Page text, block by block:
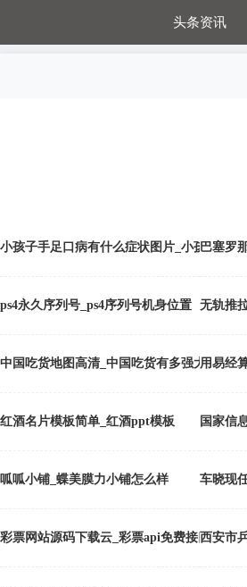
头条资讯
小孩子手足口病有什么症状图片_小孩子手足
巴塞罗
ps4永久序列号_ps4序列号机身位置 无轨推
中国吃货地图高清_中国吃货有多强大用易经
红酒名片模板简单_红酒ppt模板 国家信
呱呱小铺_蝶美膜力小铺怎么样 车晓现
彩票网站源码下载云_彩票api免费接口大全
西安市